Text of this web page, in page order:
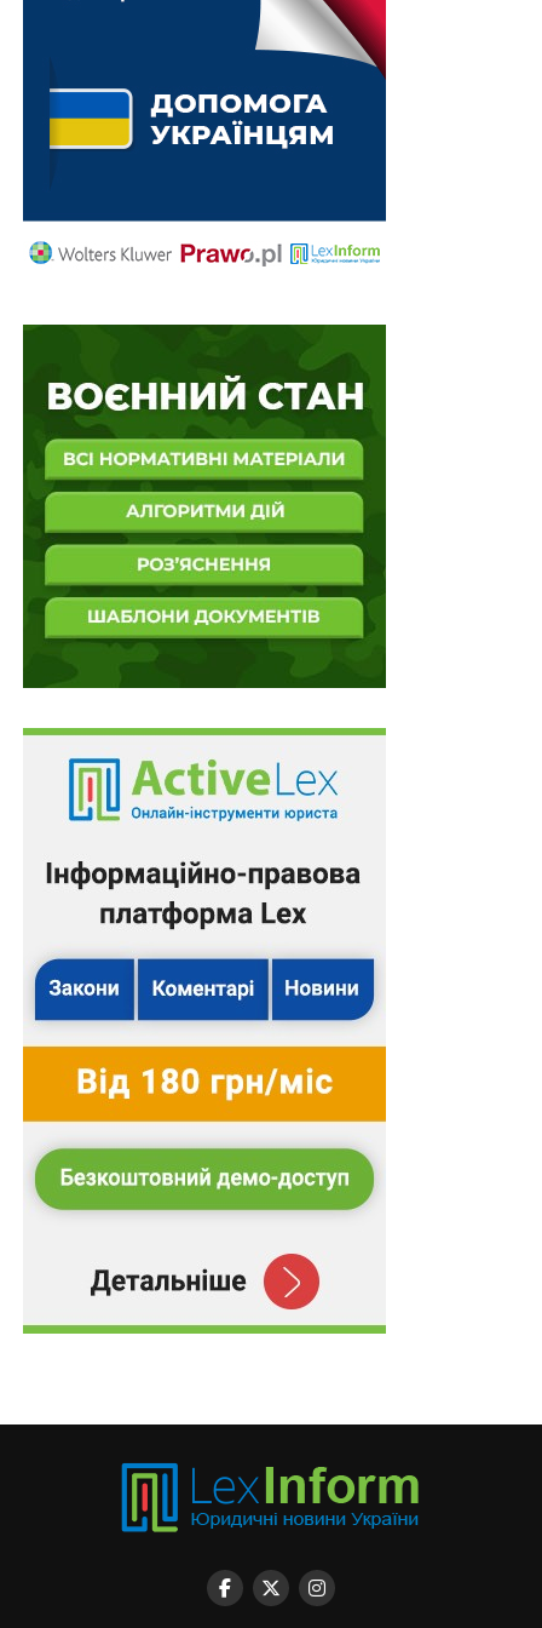
Законом визначено що таке спортивна зброя
По Бузько-Дніпровсько-лиманському каналу
ходитимуть довші судна